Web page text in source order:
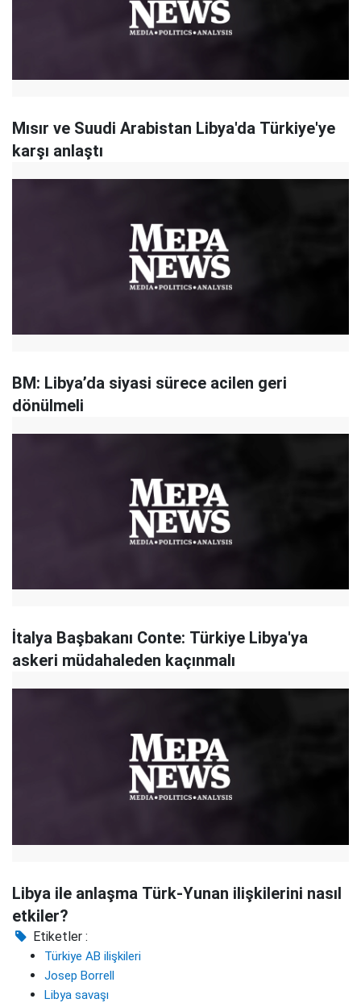
Mısır ve Suudi Arabistan Libya'da Türkiye'ye
karşı anlaştı
BM: Libya’da siyasi sürece acilen geri
dönülmeli
İtalya Başbakanı Conte: Türkiye Libya'ya
askeri müdahaleden kaçınmalı
Libya ile anlaşma Türk-Yunan ilişkilerini nasıl
etkiler?
Etiketler :
Türkiye AB ilişkileri
Josep Borrell
Libya savaşı